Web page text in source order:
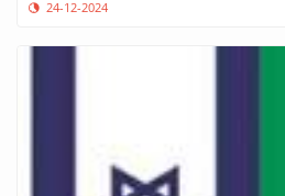
24-12-2024